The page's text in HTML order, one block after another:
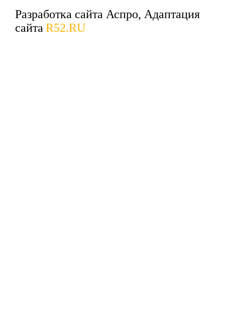
Разработка сайта Аспро, Адаптация
сайта R52.RU